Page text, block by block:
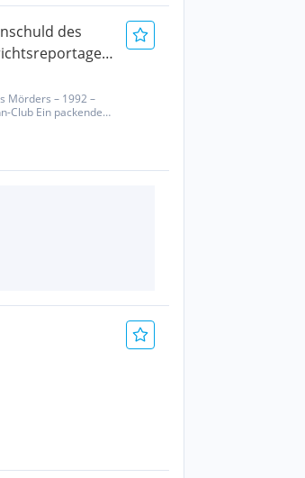
des
-
Mörders – 1992 –
Club Ein packender
Wahrheit und
des Mörders von...